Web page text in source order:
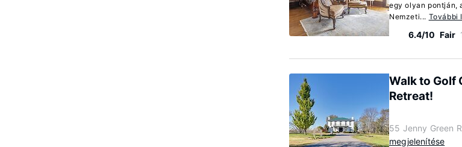
egy olyan pontján,
Nemzeti... További
6.4/10 Fair
Walk to Golf
Retreat!
55 Jenny Green
megjelenítése